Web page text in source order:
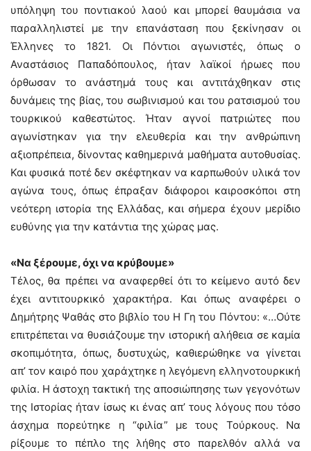
υπόληψη του ποντιακού λαού και μπορεί θαυμάσια να
παραλληλιστεί με την επανάσταση που ξεκίνησαν οι
Έλληνες το 1821. Οι Πόντιοι αγωνιστές, όπως ο
Αναστάσιος Παπαδόπουλος, ήταν λαϊκοί ήρωες που
όρθωσαν το ανάστημά τους και αντιτάχθηκαν στις
δυνάμεις της βίας, του σωβινισμού και του ρατσισμού του
τουρκικού καθεστώτος. Ήταν αγνοί πατριώτες που
αγωνίστηκαν για την ελευθερία και την ανθρώπινη
αξιοπρέπεια, δίνοντας καθημερινά μαθήματα αυτοθυσίας.
Και φυσικά ποτέ δεν σκέφτηκαν να καρπωθούν υλικά τον
αγώνα τους, όπως έπραξαν διάφοροι καιροσκόποι στη
νεότερη ιστορία της Ελλάδας, και σήμερα έχουν μερίδιο
ευθύνης για την κατάντια της χώρας μας.
«Να ξέρουμε, όχι να κρύβουμε»
Τέλος, θα πρέπει να αναφερθεί ότι το κείμενο αυτό δεν
έχει αντιτουρκικό χαρακτήρα. Και όπως αναφέρει ο
Δημήτρης Ψαθάς στο βιβλίο του Η Γη του Πόντου: «…Ούτε
επιτρέπεται να θυσιάζουμε την ιστορική αλήθεια σε καμία
σκοπιμότητα, όπως, δυστυχώς, καθιερώθηκε να γίνεται
απ’ τον καιρό που χαράχτηκε η λεγόμενη ελληνοτουρκική
φιλία. Η άστοχη τακτική της αποσιώπησης των γεγονότων
της Ιστορίας ήταν ίσως κι ένας απ’ τους λόγους που τόσο
άσχημα πορεύτηκε η “φιλία” με τους Τούρκους. Να
ρίξουμε το πέπλο της λήθης στο παρελθόν αλλά να